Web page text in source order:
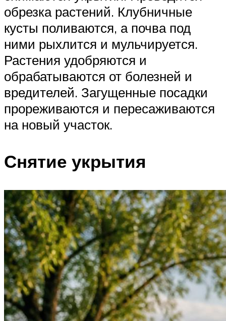
обрезка растений. Клубничные
кусты поливаются, а почва под
ними рыхлится и мульчируется.
Растения удобряются и
обрабатываются от болезней и
вредителей. Загущенные посадки
прореживаются и пересаживаются
на новый участок.
Снятие укрытия